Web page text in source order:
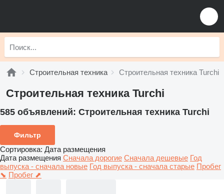
Строительная техника Строительная техника Turchi
Строительная техника Turchi
585 объявлений: Строительная техника Turchi
Фильтр
Сортировка: Дата размещения
Дата размещения Сначала дорогие Сначала дешевые Год
выпуска - сначала новые Год выпуска - сначала старые Пробег
⬊ Пробег ⬈